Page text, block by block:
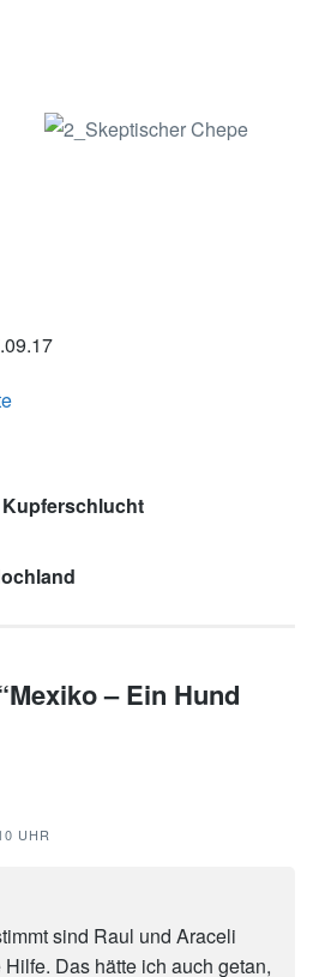
Kupferschlucht
– Ein Hund
UHR
sind Raul und Araceli
Das hätte ich auch getan,